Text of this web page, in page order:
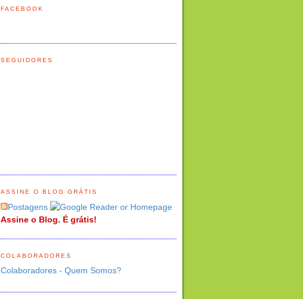
FACEBOOK
SEGUIDORES
ASSINE O BLOG GRÁTIS
Postagens
Assine o Blog. É grátis!
COLABORADORES
Colaboradores - Quem Somos?